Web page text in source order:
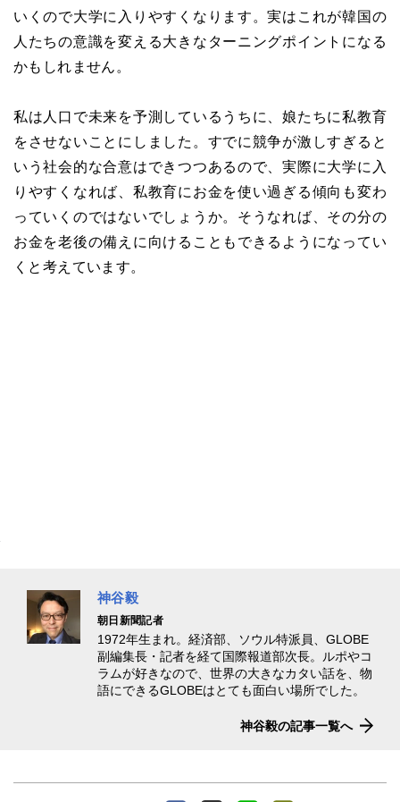
いくので大学に入りやすくなります。実はこれが韓国の
人たちの意識を変える大きなターニングポイントになる
かもしれません。
私は人口で未来を予測しているうちに、娘たちに私教育
をさせないことにしました。すでに競争が激しすぎると
いう社会的な合意はできつつあるので、実際に大学に入
りやすくなれば、私教育にお金を使い過ぎる傾向も変わ
っていくのではないでしょうか。そうなれば、その分の
お金を老後の備えに向けることもできるようになってい
くと考えています。
神谷毅
朝日新聞記者
1972年生まれ。経済部、ソウル特派員、GLOBE
副編集長・記者を経て国際報道部次長。ルポやコ
ラムが好きなので、世界の大きなカタい話を、物
語にできるGLOBEはとても面白い場所でした。
神谷毅の記事一覧へ